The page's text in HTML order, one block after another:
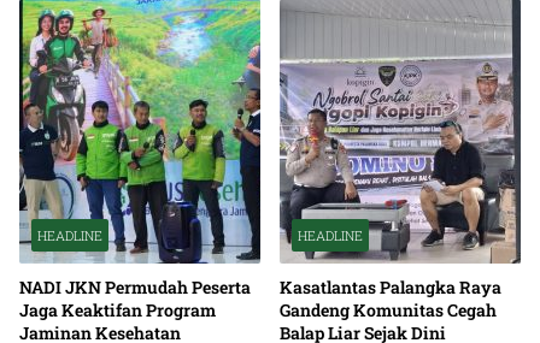
HEADLINE
NADI JKN Permudah Peserta
Jaga Keaktifan Program
Jaminan Kesehatan
HEADLINE
Kasatlantas Palangka Raya
Gandeng Komunitas Cegah
Balap Liar Sejak Dini